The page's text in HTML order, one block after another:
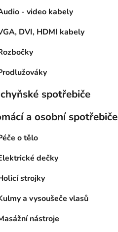
- video kabely
DVI, HDMI kabely
spotřebiče
a osobní spotřebiče
o tělo
dečky
strojky
a vysoušeče vlasů
nástroje